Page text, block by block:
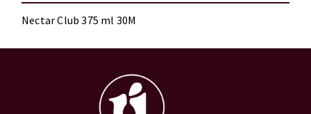
Nectar Club 375 ml 30M